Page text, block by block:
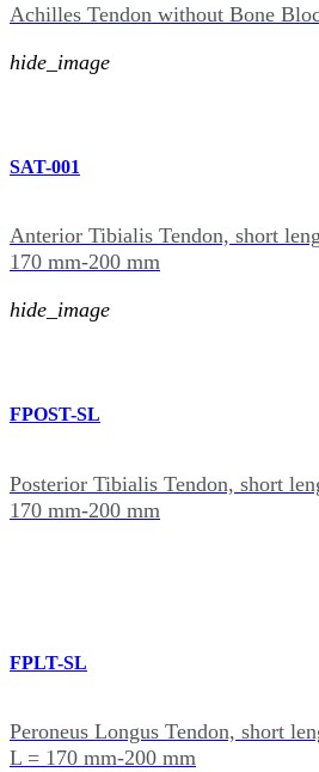
Achilles Tendon without Bone
hide_image
SAT-001
Anterior Tibialis Tendon, short
170 mm-200 mm
hide_image
FPOST-SL
Posterior Tibialis Tendon, short
170 mm-200 mm
FPLT-SL
Peroneus Longus Tendon, short
L = 170 mm-200 mm